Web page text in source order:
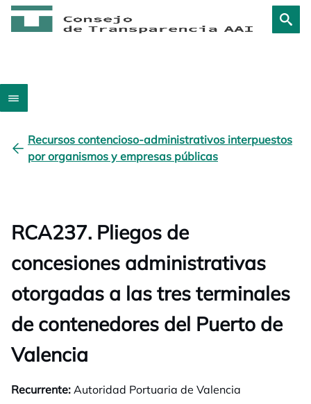
Recursos contencioso-administrativos interpuestos
por organismos y empresas públicas
RCA237. Pliegos de
concesiones administrativas
otorgadas a las tres terminales
de contenedores del Puerto de
Valencia
Recurrente: Autoridad Portuaria de Valencia